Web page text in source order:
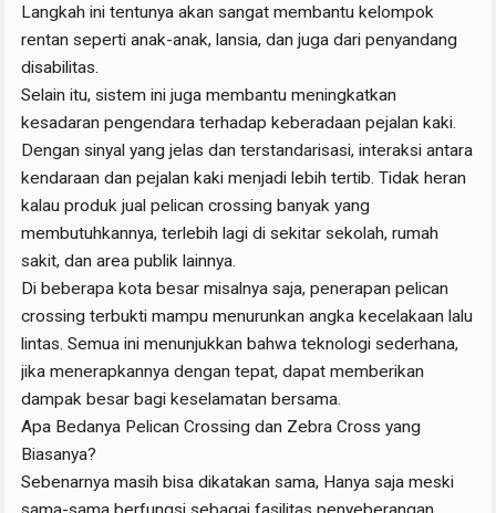
Langkah ini tentunya akan sangat membantu kelompok
rentan seperti anak-anak, lansia, dan juga dari penyandang
disabilitas.
Selain itu, sistem ini juga membantu meningkatkan
kesadaran pengendara terhadap keberadaan pejalan kaki.
Dengan sinyal yang jelas dan terstandarisasi, interaksi antara
kendaraan dan pejalan kaki menjadi lebih tertib. Tidak heran
kalau produk jual pelican crossing banyak yang
membutuhkannya, terlebih lagi di sekitar sekolah, rumah
sakit, dan area publik lainnya.
Di beberapa kota besar misalnya saja, penerapan pelican
crossing terbukti mampu menurunkan angka kecelakaan lalu
lintas. Semua ini menunjukkan bahwa teknologi sederhana,
jika menerapkannya dengan tepat, dapat memberikan
dampak besar bagi keselamatan bersama.
Apa Bedanya Pelican Crossing dan Zebra Cross yang
Biasanya?
Sebenarnya masih bisa dikatakan sama, Hanya saja meski